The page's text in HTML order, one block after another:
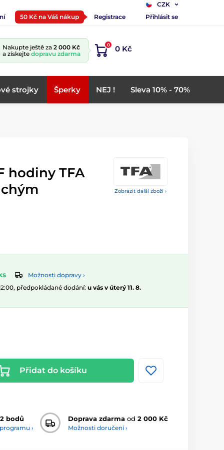
CZK
50 Kč na Váš nákup Registrace Přihlásit se
Nakupte ještě za 2 000 Kč
a získejte dopravu zdarma
0 0 Kč
strojky Šperky NEJ ! Sleva 10% - 70%
Zobrazit další zboží ›
hodiny TFA
Možnosti dopravy ›
předpokládané dodání: u vás v úterý 11. 8.
Přidat do košíku
bodů
›
Doprava zdarma od 2 000 Kč
Možnosti doručení ›